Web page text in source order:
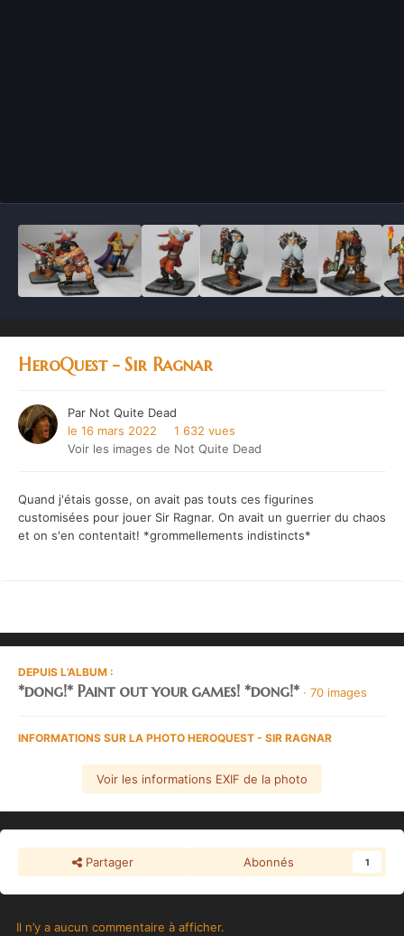
HeroQuest - Sir Ragnar
Par Not Quite Dead
le 16 mars 2022
1 632 vues
Voir les images de Not Quite Dead
Quand j'étais gosse, on avait pas touts ces figurines
customisées pour jouer Sir Ragnar. On avait un guerrier du chaos
et on s'en contentait! *grommellements indistincts*
DEPUIS L’ALBUM :
*dong!* Paint out your games! *dong!* · 70 images
INFORMATIONS SUR LA PHOTO HEROQUEST - SIR RAGNAR
Voir les informations EXIF de la photo
Partager Abonnés 1
Il n’y a aucun commentaire à afficher.